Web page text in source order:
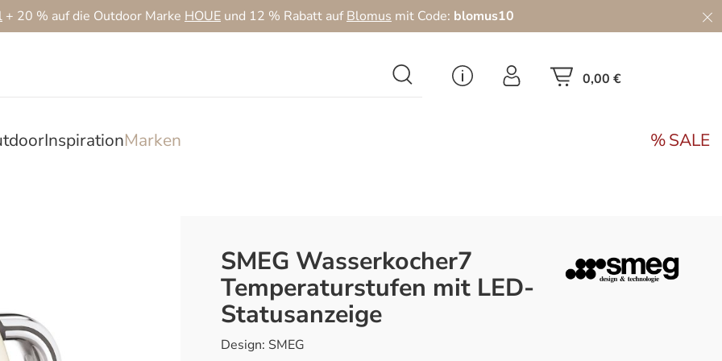
+ 20 % auf die Outdoor Marke HOUE und 12 % Rabatt aufBlomus mit Code: blomus10
0,00 €
InspirationMarken SALE
SMEG Wasserkocher7
Temperaturstufen mit LED-
Statusanzeige
Design: SMEG